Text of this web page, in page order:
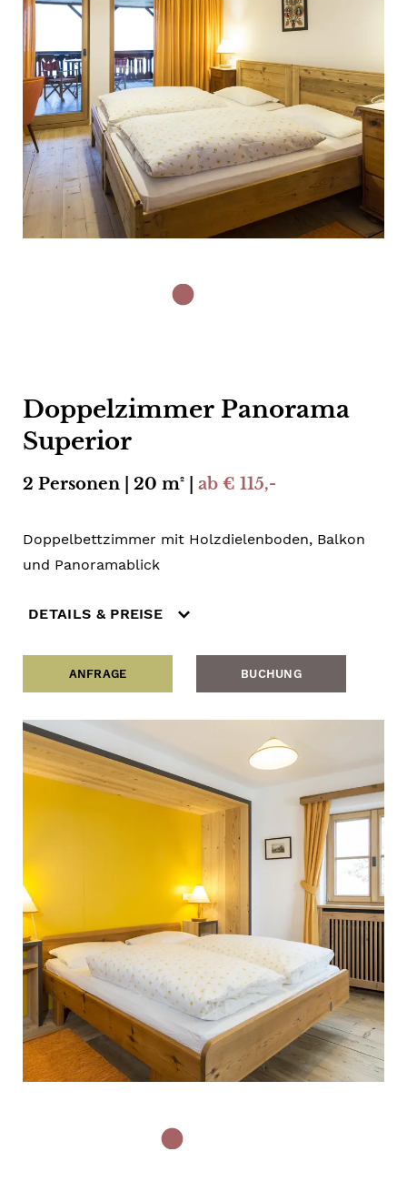
Doppelzimmer Panorama
Superior
2 Personen | 20 m² | ab € 115,-
Doppelbettzimmer mit Holzdielenboden, Balkon
und Panoramablick
DETAILS & PREISE
ANFRAGE BUCHUNG